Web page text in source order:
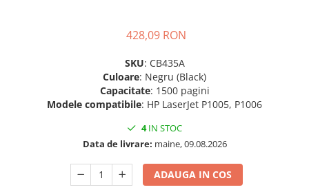
Consumabile imprimanta
Tonere compatibile
Drum unit compatibile
428,09 RON
SKU: CB435A
Culoare: Negru (Black)
Capacitate: 1500 pagini
Modele compatibile: HP LaserJet P1005, P1006
4IN STOC
Data de livrare: maine, 09.08.2026
ADAUGA IN COS